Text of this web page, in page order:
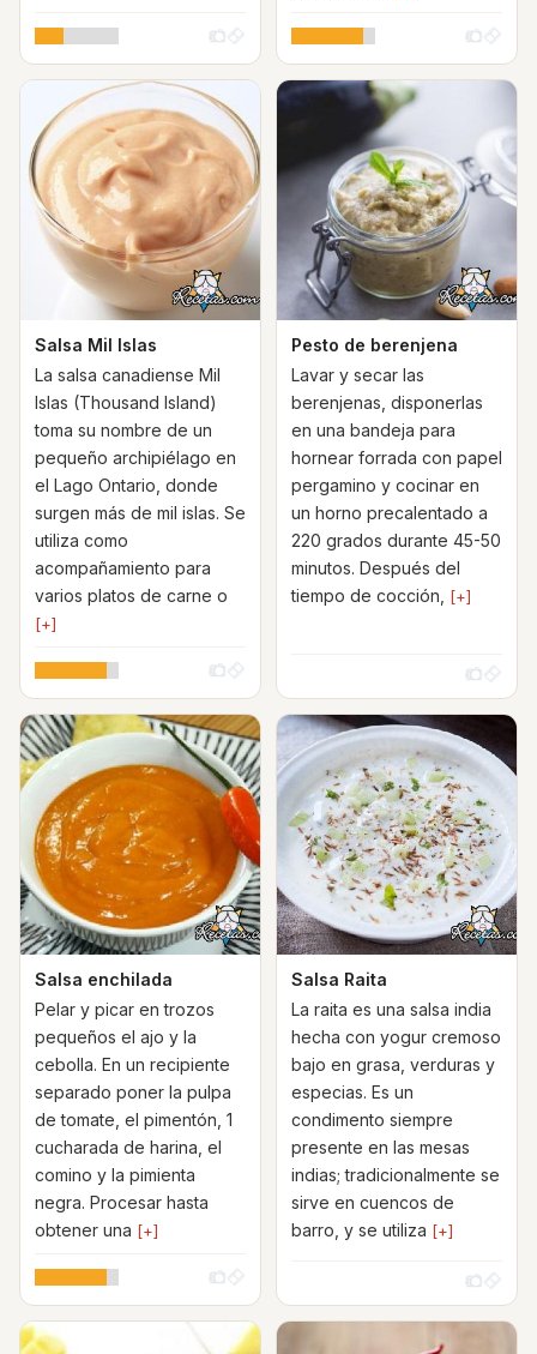
Salsa Mil Islas
La salsa canadiense Mil
Islas (Thousand Island)
toma su nombre de un
pequeño archipiélago en
el Lago Ontario, donde
surgen más de mil islas. Se
utiliza como
acompañamiento para
varios platos de carne o
[+]
Pesto de berenjena
Lavar y secar las
berenjenas, disponerlas
en una bandeja para
hornear forrada con papel
pergamino y cocinar en
un horno precalentado a
220 grados durante 45-50
minutos. Después del
tiempo de cocción, [+]
Salsa enchilada
Pelar y picar en trozos
pequeños el ajo y la
cebolla. En un recipiente
separado poner la pulpa
de tomate, el pimentón, 1
cucharada de harina, el
comino y la pimienta
negra. Procesar hasta
obtener una [+]
Salsa Raita
La raita es una salsa india
hecha con yogur cremoso
bajo en grasa, verduras y
especias. Es un
condimento siempre
presente en las mesas
indias; tradicionalmente se
sirve en cuencos de
barro, y se utiliza [+]